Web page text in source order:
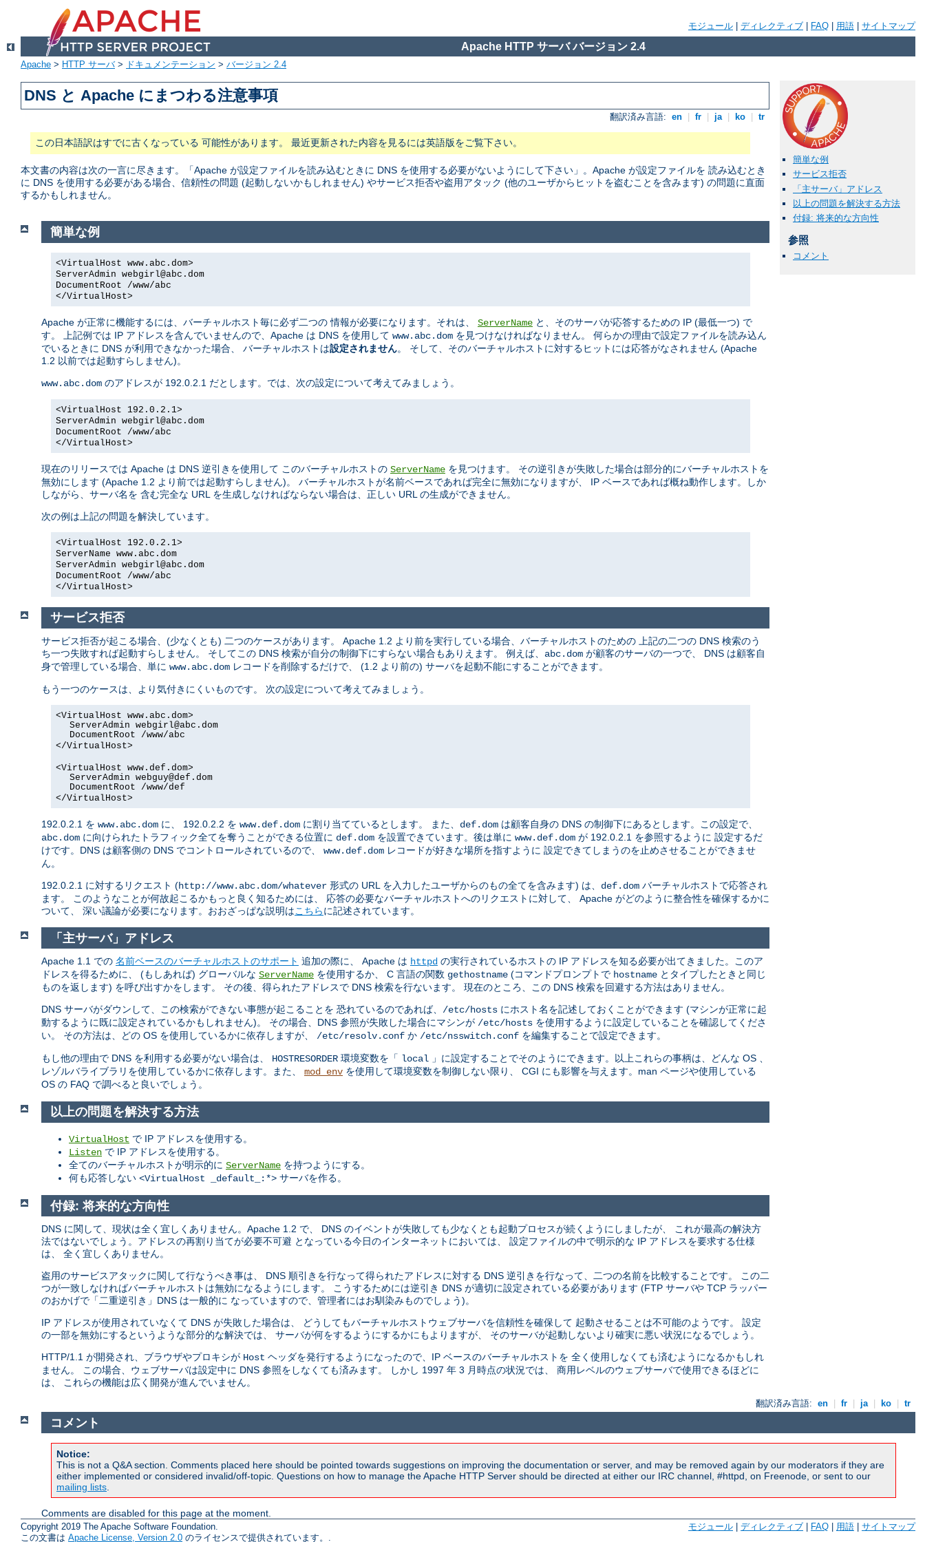
モジュール ディレクティブ FAQ 用語 サイトマップ
Apache HTTP サーバ バージョン 2.4
Apache > HTTP サーバ> ドキュメンテーション > バージョン 2.4
DNS と Apache にまつわる注意事項
翻訳済み言語: en fr ja ko tr
この日本語訳はすでに古くなっている 可能性があります。 最近更新された内容を見るには英語版をご覧下さい。
本文書の内容は次の一言に尽きます。「Apache が設定ファイルを読み込むときに DNS を使用する必要がないようにして下さい」。Apache が設定ファイルを 読み込むとき
に DNS を使用する必要がある場合、信頼性の問題 (起動しないかもしれません) やサービス拒否や盗用アタック (他のユーザからヒットを盗むことを含みます) の問題に直面
するかもしれません。
簡単な例
サービス拒否
「主サーバ」アドレス
以上の問題を解決する方法
付録: 将来的な方向性
参照
コメント
簡単な例
<VirtualHost www.abc.dom>
ServerAdmin webgirl@abc.dom
DocumentRoot /www/abc
</VirtualHost>
Apache が正常に機能するには、バーチャルホスト毎に必ず二つの 情報が必要になります。それは、 ServerName と、そのサーバが応答するための IP (最低一つ) で
す。 上記例では IP アドレスを含んでいませんので、Apache は DNS を使用して www.abc.dom を見つけなければなりません。 何らかの理由で設定ファイルを読み込ん
でいるときに DNS が利用できなかった場合、 バーチャルホストは設定されません。 そして、そのバーチャルホストに対するヒットには応答がなされません (Apache
1.2 以前では起動すらしません)。
www.abc.dom のアドレスが 192.0.2.1 だとします。では、次の設定について考えてみましょう。
<VirtualHost 192.0.2.1>
ServerAdmin webgirl@abc.dom
DocumentRoot /www/abc
</VirtualHost>
現在のリリースでは Apache は DNS 逆引きを使用して このバーチャルホストの ServerName を見つけます。 その逆引きが失敗した場合は部分的にバーチャルホストを
無効にします (Apache 1.2 より前では起動すらしません)。 バーチャルホストが名前ベースであれば完全に無効になりますが、 IP ベースであれば概ね動作します。しか
しながら、サーバ名を 含む完全な URL を生成しなければならない場合は、正しい URL の生成ができません。
次の例は上記の問題を解決しています。
<VirtualHost 192.0.2.1>
ServerName www.abc.dom
ServerAdmin webgirl@abc.dom
DocumentRoot /www/abc
</VirtualHost>
サービス拒否
サービス拒否が起こる場合、(少なくとも) 二つのケースがあります。 Apache 1.2 より前を実行している場合、バーチャルホストのための 上記の二つの DNS 検索のう
ち一つ失敗すれば起動すらしません。 そしてこの DNS 検索が自分の制御下にすらない場合もありえます。 例えば、 abc.dom が顧客のサーバの一つで、 DNS は顧客自
身で管理している場合、単に www.abc.dom レコードを削除するだけで、 (1.2 より前の) サーバを起動不能にすることができます。
もう一つのケースは、より気付きにくいものです。 次の設定について考えてみましょう。
<VirtualHost www.abc.dom>
ServerAdmin webgirl@abc.dom
DocumentRoot /www/abc
</VirtualHost>
<VirtualHost www.def.dom>
ServerAdmin webguy@def.dom
DocumentRoot /www/def
</VirtualHost>
192.0.2.1 を www.abc.dom に、 192.0.2.2 を www.def.dom に割り当てているとします。 また、 def.dom は顧客自身の DNS の制御下にあるとします。この設定で、
abc.dom に向けられたトラフィック全てを奪うことができる位置に def.dom を設置できています。後は単に www.def.dom が 192.0.2.1 を参照するように 設定するだ
けです。DNS は顧客側の DNS でコントロールされているので、 www.def.dom レコードが好きな場所を指すように 設定できてしまうのを止めさせることができませ
ん。
192.0.2.1 に対するリクエスト (http://www.abc.dom/whatever 形式の URL を入力したユーザからのもの全てを含みます) は、 def.dom バーチャルホストで応答され
ます。 このようなことが何故起こるかもっと良く知るためには、 応答の必要なバーチャルホストへのリクエストに対して、 Apache がどのように整合性を確保するかに
ついて、 深い議論が必要になります。おおざっぱな説明はこちらに記述されています。
「主サーバ」アドレス
Apache 1.1 での 名前ベースのバーチャルホストのサポート 追加の際に、 Apache は httpd の実行されているホストの IP アドレスを知る必要が出てきました。このア
ドレスを得るために、 (もしあれば) グローバルな ServerName を使用するか、 C 言語の関数 gethostname (コマンドプロンプトで hostname とタイプしたときと同じ
ものを返します) を呼び出すかをします。 その後、得られたアドレスで DNS 検索を行ないます。 現在のところ、この DNS 検索を回避する方法はありません。
DNS サーバがダウンして、この検索ができない事態が起こることを 恐れているのであれば、 /etc/hosts にホスト名を記述しておくことができます (マシンが正常に起
動するように既に設定されているかもしれません)。 その場合、DNS 参照が失敗した場合にマシンが /etc/hosts を使用するように設定していることを確認してくださ
い。 その方法は、どの OS を使用しているかに依存しますが、 /etc/resolv.conf か /etc/nsswitch.conf を編集することで設定できます。
もし他の理由で DNS を利用する必要がない場合は、 HOSTRESORDER 環境変数を「 local 」に設定することでそのようにできます。以上これらの事柄は、どんな OS 、
レゾルバライブラリを使用しているかに依存します。また、 mod_env を使用して環境変数を制御しない限り、 CGI にも影響を与えます。man ページや使用している
OS の FAQ で調べると良いでしょう。
以上の問題を解決する方法
VirtualHost で IP アドレスを使用する。
Listen で IP アドレスを使用する。
全てのバーチャルホストが明示的に ServerName を持つようにする。
何も応答しない <VirtualHost _default_:*> サーバを作る。
付録: 将来的な方向性
DNS に関して、現状は全く宜しくありません。Apache 1.2 で、 DNS のイベントが失敗しても少なくとも起動プロセスが続くようにしましたが、 これが最高の解決方
法ではないでしょう。アドレスの再割り当てが必要不可避 となっている今日のインターネットにおいては、 設定ファイルの中で明示的な IP アドレスを要求する仕様
は、 全く宜しくありません。
盗用のサービスアタックに関して行なうべき事は、 DNS 順引きを行なって得られたアドレスに対する DNS 逆引きを行なって、二つの名前を比較することです。 この二
つが一致しなければバーチャルホストは無効になるようにします。 こうするためには逆引き DNS が適切に設定されている必要があります (FTP サーバや TCP ラッパー
のおかげで「二重逆引き」DNS は一般的に なっていますので、管理者にはお馴染みものでしょう)。
IP アドレスが使用されていなくて DNS が失敗した場合は、 どうしてもバーチャルホストウェブサーバを信頼性を確保して 起動させることは不可能のようです。 設定
の一部を無効にするというような部分的な解決では、 サーバが何をするようにするかにもよりますが、 そのサーバが起動しないより確実に悪い状況になるでしょう。
HTTP/1.1 が開発され、ブラウザやプロキシが Host ヘッダを発行するようになったので、IP ベースのバーチャルホストを 全く使用しなくても済むようになるかもしれ
ません。 この場合、ウェブサーバは設定中に DNS 参照をしなくても済みます。 しかし 1997 年 3 月時点の状況では、 商用レベルのウェブサーバで使用できるほどに
は、 これらの機能は広く開発が進んでいません。
翻訳済み言語: en fr ja ko tr
コメント
Notice:
This is not a Q&A section. Comments placed here should be pointed towards suggestions on improving the documentation or server, and may be removed again by our moderators if they are
either implemented or considered invalid/off-topic. Questions on how to manage the Apache HTTP Server should be directed at either our IRC channel, #httpd, on Freenode, or sent to our
mailing lists.
Comments are disabled for this page at the moment.
Copyright 2019 The Apache Software Foundation.
この文書は Apache License, Version 2.0 のライセンスで提供されています。.
モジュール ディレクティブ FAQ 用語 サイトマップ